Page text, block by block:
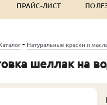
ПРАЙС-ЛИСТ
- Натуральные краски и
шеллак на